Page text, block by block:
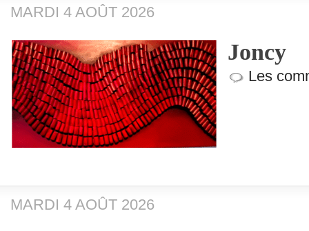
MARDI 4 AOÛT 2026
Joncy
Les
MARDI 4 AOÛT 2026